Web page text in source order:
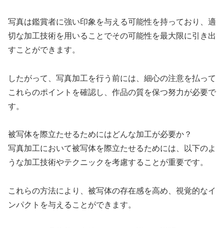
写真は鑑賞者に強い印象を与える可能性を持っており、適
切な加工技術を用いることでその可能性を最大限に引き出
すことができます。
したがって、写真加工を行う前には、細心の注意を払って
これらのポイントを確認し、作品の質を保つ努力が必要で
す。
被写体を際立たせるためにはどんな加工が必要か？
写真加工において被写体を際立たせるためには、以下のよ
うな加工技術やテクニックを考慮することが重要です。
これらの方法により、被写体の存在感を高め、視覚的なイ
ンパクトを与えることができます。